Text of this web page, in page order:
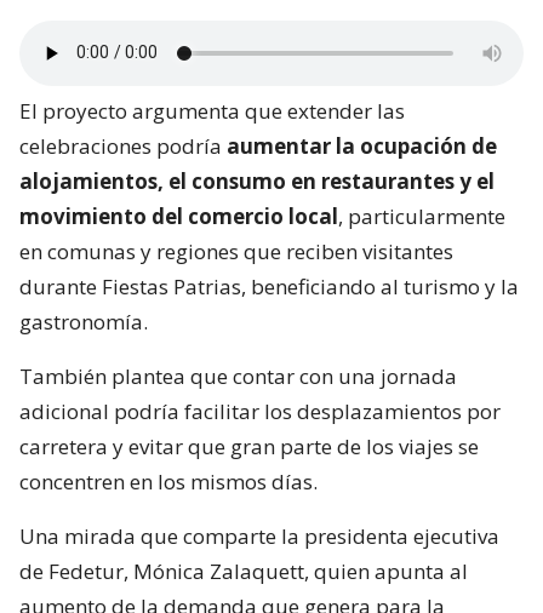
El proyecto argumenta que extender las
celebraciones podría aumentar la ocupación de
alojamientos, el consumo en restaurantes y el
movimiento del comercio local, particularmente
en comunas y regiones que reciben visitantes
durante Fiestas Patrias, beneficiando al turismo y la
gastronomía.
También plantea que contar con una jornada
adicional podría facilitar los desplazamientos por
carretera y evitar que gran parte de los viajes se
concentren en los mismos días.
Una mirada que comparte la presidenta ejecutiva
de Fedetur, Mónica Zalaquett, quien apunta al
aumento de la demanda que genera para la